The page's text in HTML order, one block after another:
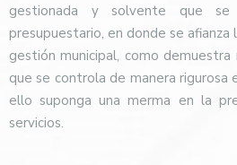
gestionada y solvente que
presupuestario, en donde se afianza
gestión municipal, como
que se controla de manera rigurosa
ello suponga una merma en la
servicios.